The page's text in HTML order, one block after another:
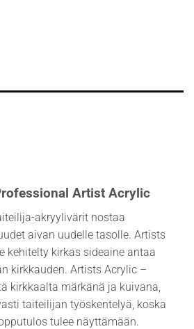
Artist Acrylic
akryylivärit nostaa
aivan uudelle tasolle. Artists
kehitelty kirkas sideaine antaa
kirkkauden. Artists Acrylic –
kirkkaalta märkänä ja kuivana,
taiteilijan työskentelyä, koska
tulee näyttämään.